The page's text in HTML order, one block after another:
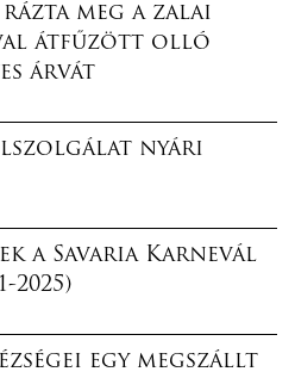
meg a zalai
átfűzött olló
árvát
nyári
a Savaria Karnevál
egy megszállt